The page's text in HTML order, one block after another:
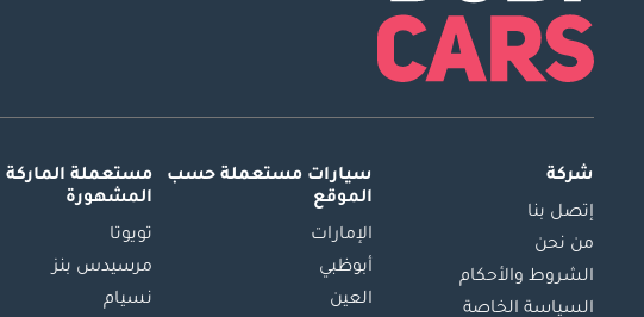
شركة
إتصل بنا
من نحن
الشروط والأحكام
السياسة الخاصة
سيارات مستعملة حسب
الموقع
الإمارات
أبوظبي
العين
مستعملة الماركة
المشهورة
تويوتا
مرسيدس بنز
نسيام